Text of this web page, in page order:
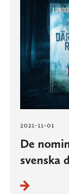
2021-11-01
De
svenska